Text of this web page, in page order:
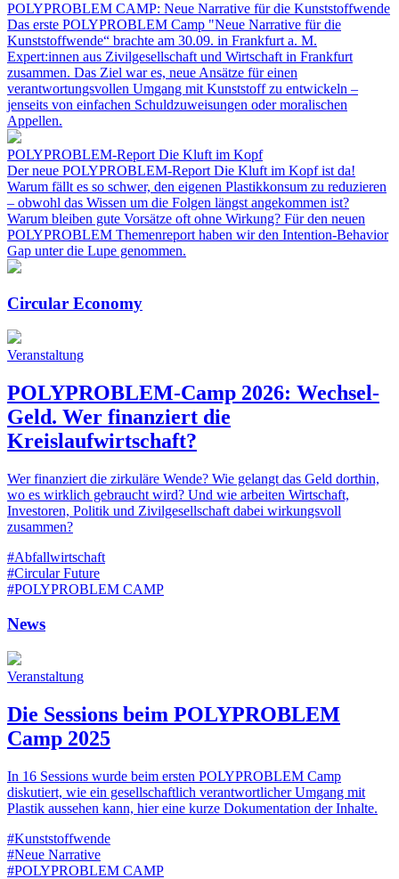
POLYPROBLEM CAMP: Neue Narrative für die Kunststoffwende
Das erste POLYPROBLEM Camp "Neue Narrative für die
Kunststoffwende“ brachte am 30.09. in Frankfurt a. M.
Expert:innen aus Zivilgesellschaft und Wirtschaft in Frankfurt
zusammen. Das Ziel war es, neue Ansätze für einen
verantwortungsvollen Umgang mit Kunststoff zu entwickeln –
jenseits von einfachen Schuldzuweisungen oder moralischen
Appellen.
POLYPROBLEM-Report Die Kluft im Kopf
Der neue POLYPROBLEM-Report Die Kluft im Kopf ist da!
Warum fällt es so schwer, den eigenen Plastikkonsum zu reduzieren
– obwohl das Wissen um die Folgen längst angekommen ist?
Warum bleiben gute Vorsätze oft ohne Wirkung? Für den neuen
POLYPROBLEM Themenreport haben wir den Intention-Behavior
Gap unter die Lupe genommen.
Circular Economy
Veranstaltung
POLYPROBLEM-Camp 2026: Wechsel-
Geld. Wer finanziert die
Kreislaufwirtschaft?
Wer finanziert die zirkuläre Wende? Wie gelangt das Geld dorthin,
wo es wirklich gebraucht wird? Und wie arbeiten Wirtschaft,
Investoren, Politik und Zivilgesellschaft dabei wirkungsvoll
zusammen?
#Abfallwirtschaft
#Circular Future
#POLYPROBLEM CAMP
News
Veranstaltung
Die Sessions beim POLYPROBLEM
Camp 2025
In 16 Sessions wurde beim ersten POLYPROBLEM Camp
diskutiert, wie ein gesellschaftlich verantwortlicher Umgang mit
Plastik aussehen kann, hier eine kurze Dokumentation der Inhalte.
#Kunststoffwende
#Neue Narrative
#POLYPROBLEM CAMP